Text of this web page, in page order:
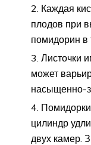
Каждая
плодов при
помидорин в
Листочки
может
насыщенно-
цилиндр
двух камер.